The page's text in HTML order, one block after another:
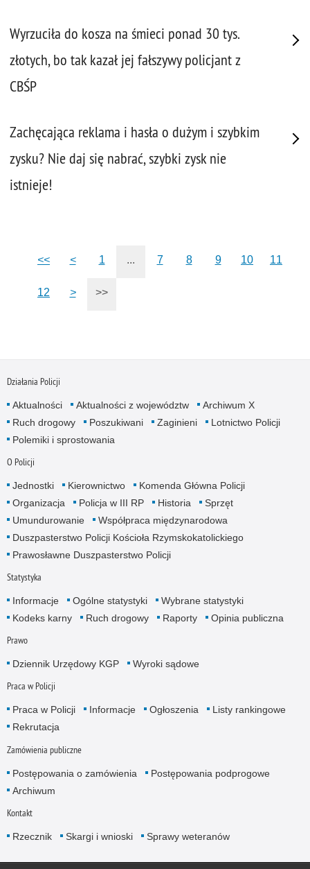
Wyrzuciła do kosza na śmieci ponad 30 tys.
złotych, bo tak kazał jej fałszywy policjant z
CBŚP
Zachęcająca reklama i hasła o dużym i szybkim
zysku? Nie daj się nabrać, szybki zysk nie
istnieje!
<< < 1 ... 7 8 9 10 11
12 > >>
Działania Policji
Aktualności Aktualności z województw
Archiwum X
Ruch drogowy
Poszukiwani Zaginieni
Lotnictwo Policji
Polemiki i sprostowania
O Policji
Jednostki Kierownictwo
Komenda Główna Policji
Organizacja
Policja w III RP Historia
Sprzęt
Umundurowanie
Współpraca międzynarodowa
Duszpasterstwo Policji Kościoła Rzymskokatolickiego
Prawosławne Duszpasterstwo Policji
Statystyka
Informacje Ogólne statystyki
Wybrane statystyki
Kodeks karny
Ruch drogowy Raporty Opinia publiczna
Prawo
Dziennik Urzędowy KGP Wyroki sądowe
Praca w Policji
Praca w Policji Informacje Ogłoszenia
Listy rankingowe
Rekrutacja
Zamówienia publiczne
Postępowania o zamówienia
Postępowania podprogowe
Archiwum
Kontakt
Rzecznik Skargi i wnioski Sprawy weteranów